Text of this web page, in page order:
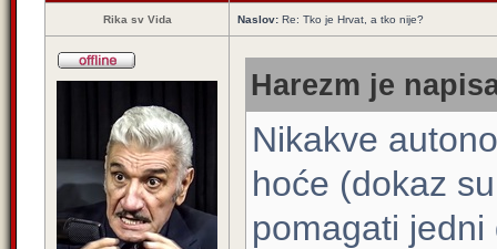
Rika sv Vida Naslov: Re: Tko je Hrvat, a tko nije?
Harezm je
Nikakve
hoće (dokaz
pomagati jedni